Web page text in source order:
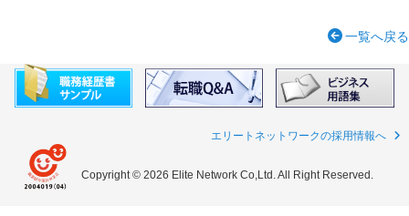
一覧へ戻る
エリートネットワークの採用情報へ
Copyright © 2026 Elite Network Co,Ltd. All Right Reserved.